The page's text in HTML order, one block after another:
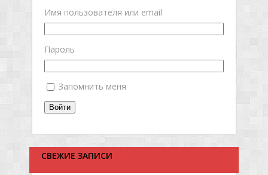
Имя пользователя или email
Пароль
Запомнить меня
Войти
СВЕЖИЕ ЗАПИСИ